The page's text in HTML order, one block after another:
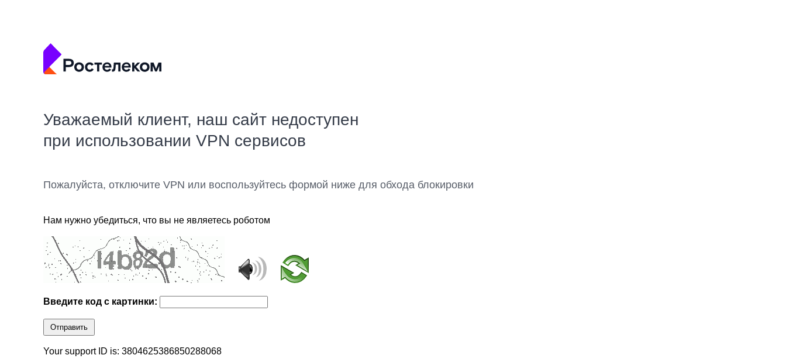
Уважаемый клиент, наш сайт недоступен
при использовании VPN сервисов
Пожалуйста, отключите VPN или воспользуйтесь формой ниже для обхода блокировки
Нам нужно убедиться, что вы не являетесь роботом
Введите код с картинки:
Отправить
Your support ID is: 3804625386850288068